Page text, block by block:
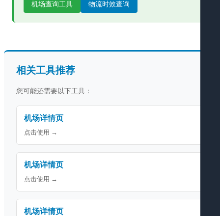
机场查询工具 物流时效查询
相关工具推荐
您可能还需要以下工具：
机场详情页
点击使用 →
机场详情页
点击使用 →
机场详情页